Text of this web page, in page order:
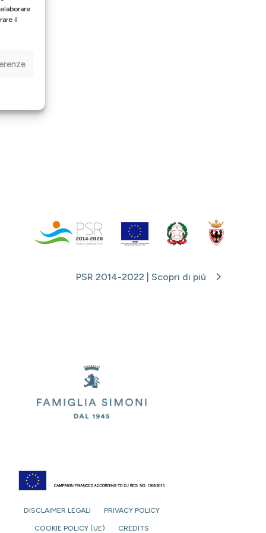
il
PSR 2014-2022 | Scopri di più
DISCLAIMER LEGALI PRIVACY POLICY
COOKIE POLICY (UE) CREDITS